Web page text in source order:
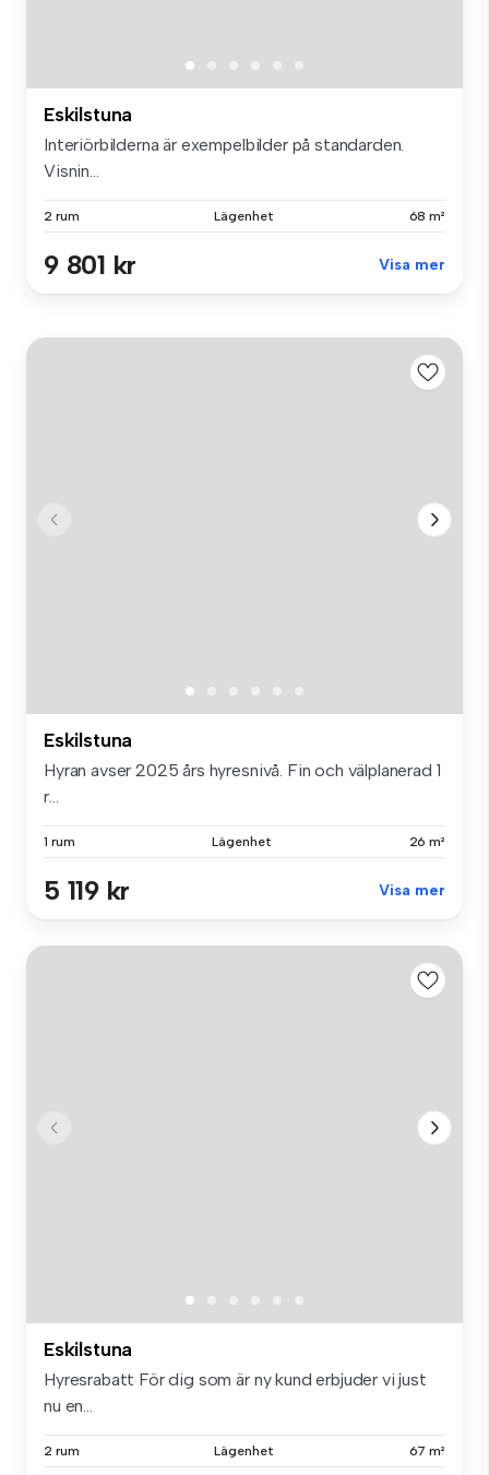
Eskilstuna
Interiörbilderna är exempelbilder på standarden.
Visnin...
2 rum Lägenhet 68 m²
9 801 kr Visa mer
Eskilstuna
Hyran avser 2025 års hyresnivå. Fin och välplanerad 1
r...
1 rum Lägenhet 26 m²
5 119 kr Visa mer
Eskilstuna
Hyresrabatt För dig som är ny kund erbjuder vi just
nu en...
2 rum Lägenhet 67 m²